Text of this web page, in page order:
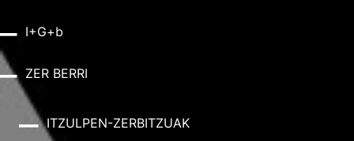
I+G+b
ZER BERRI
ITZULPEN-ZERBITZUAK